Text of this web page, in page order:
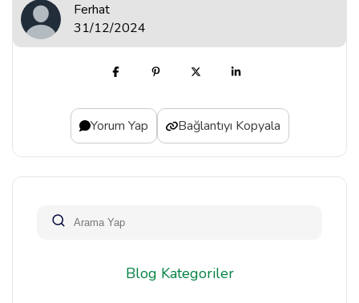
Ferhat
31/12/2024
Yorum Yap Bağlantıyı Kopyala
Blog Kategoriler